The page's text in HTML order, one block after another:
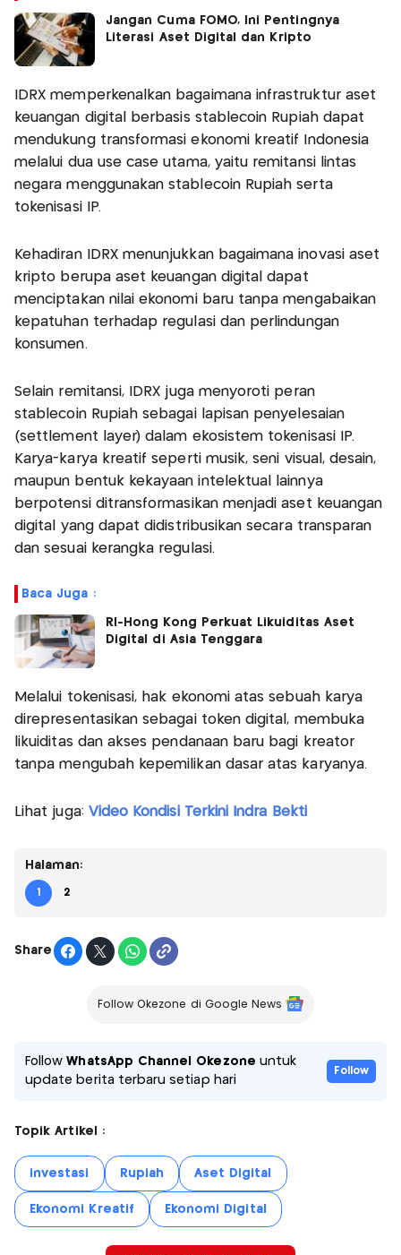
Jangan Cuma FOMO, Ini Pentingnya
Literasi Aset Digital dan Kripto
IDRX memperkenalkan bagaimana infrastruktur aset
keuangan digital berbasis stablecoin Rupiah dapat
mendukung transformasi ekonomi kreatif Indonesia
melalui dua use case utama, yaitu remitansi lintas
negara menggunakan stablecoin Rupiah serta
tokenisasi IP.
Kehadiran IDRX menunjukkan bagaimana inovasi aset
kripto berupa aset keuangan digital dapat
menciptakan nilai ekonomi baru tanpa mengabaikan
kepatuhan terhadap regulasi dan perlindungan
konsumen.
Selain remitansi, IDRX juga menyoroti peran
stablecoin Rupiah sebagai lapisan penyelesaian
(settlement layer) dalam ekosistem tokenisasi IP.
Karya-karya kreatif seperti musik, seni visual, desain,
maupun bentuk kekayaan intelektual lainnya
berpotensi ditransformasikan menjadi aset keuangan
digital yang dapat didistribusikan secara transparan
dan sesuai kerangka regulasi.
Baca Juga :
RI-Hong Kong Perkuat Likuiditas Aset
Digital di Asia Tenggara
Melalui tokenisasi, hak ekonomi atas sebuah karya
direpresentasikan sebagai token digital, membuka
likuiditas dan akses pendanaan baru bagi kreator
tanpa mengubah kepemilikan dasar atas karyanya.
Lihat juga: Video Kondisi Terkini Indra Bekti
Halaman:
1 2
Share
Follow Okezone di Google News
FollowWhatsApp Channel Okezone untuk
update berita terbaru setiap hari
Follow
Topik Artikel :
investasi Rupiah Aset Digital
Ekonomi Kreatif Ekonomi Digital